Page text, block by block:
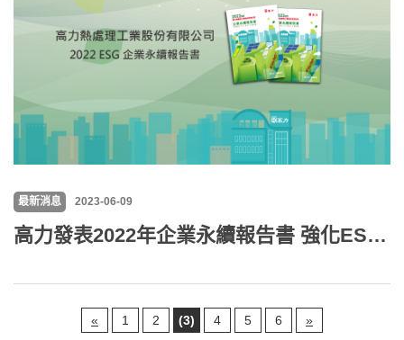
最新消息 2023-06-09
高力發表2022年企業永續報告書 強化ESG資訊揭露
« 1 2 (3) 4 5 6 »